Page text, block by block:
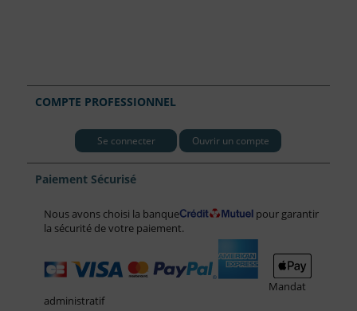
COMPTE PROFESSIONNEL
Se connecter Ouvrir un compte
Paiement Sécurisé
Nous avons choisi la banque
pour garantir
la sécurité de votre paiement.
Mandat
administratif